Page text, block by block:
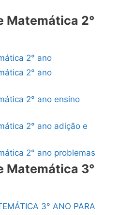
Matemática 2°
2° ano
2° ano
2° ano ensino
2° ano adição e
2° ano problemas
Matemática 3°
3° ANO PARA